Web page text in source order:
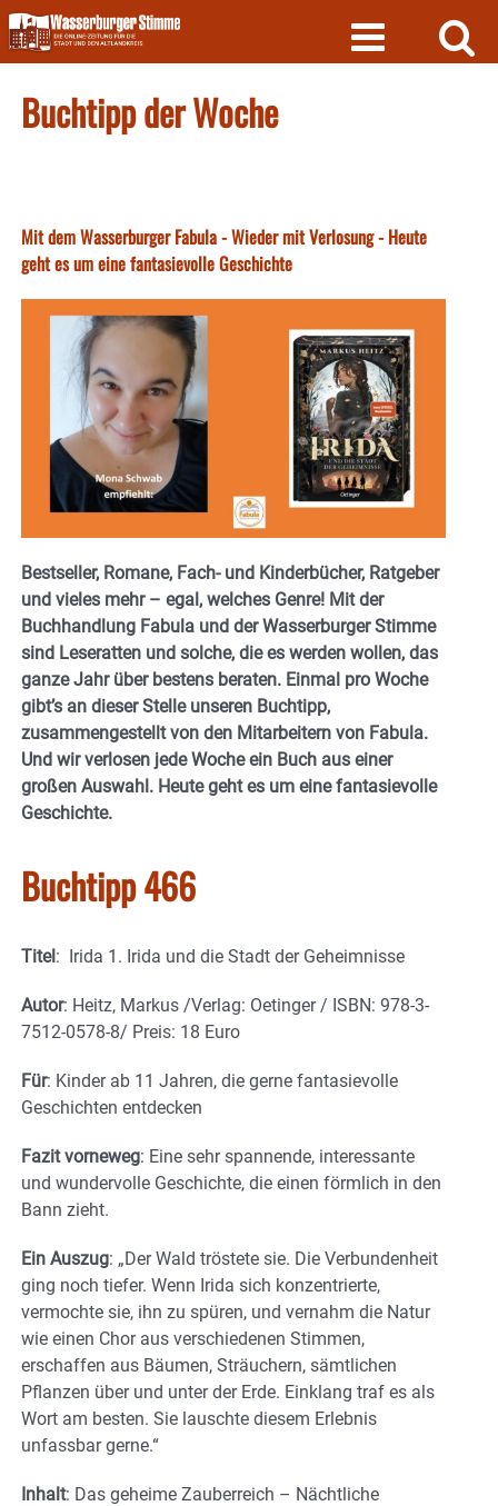
Skip
to
content
Buchtipp der Woche
Mit dem Wasserburger Fabula - Wieder mit Verlosung - Heute
geht es um eine fantasievolle Geschichte
Bestseller, Romane, Fach- und Kinderbücher, Ratgeber
und vieles mehr – egal, welches Genre! Mit der
Buchhandlung Fabula und der Wasserburger Stimme
sind Leseratten und solche, die es werden wollen, das
ganze Jahr über bestens beraten. Einmal pro Woche
gibt’s an dieser Stelle unseren Buchtipp,
zusammengestellt von den Mitarbeitern von Fabula.
Und wir verlosen jede Woche ein Buch aus einer
großen Auswahl. Heute geht es um eine fantasievolle
Geschichte.
Buchtipp 466
Titel: Irida 1. Irida und die Stadt der Geheimnisse
Autor: Heitz, Markus /Verlag: Oetinger / ISBN: 978-3-
7512-0578-8/ Preis: 18 Euro
Für: Kinder ab 11 Jahren, die gerne fantasievolle
Geschichten entdecken
Fazit vorneweg: Eine sehr spannende, interessante
und wundervolle Geschichte, die einen förmlich in den
Bann zieht.
Ein Auszug: „Der Wald tröstete sie. Die Verbundenheit
ging noch tiefer. Wenn Irida sich konzentrierte,
vermochte sie, ihn zu spüren, und vernahm die Natur
wie einen Chor aus verschiedenen Stimmen,
erschaffen aus Bäumen, Sträuchern, sämtlichen
Pflanzen über und unter der Erde. Einklang traf es als
Wort am besten. Sie lauschte diesem Erlebnis
unfassbar gerne.“
Inhalt: Das geheime Zauberreich – Nächtliche